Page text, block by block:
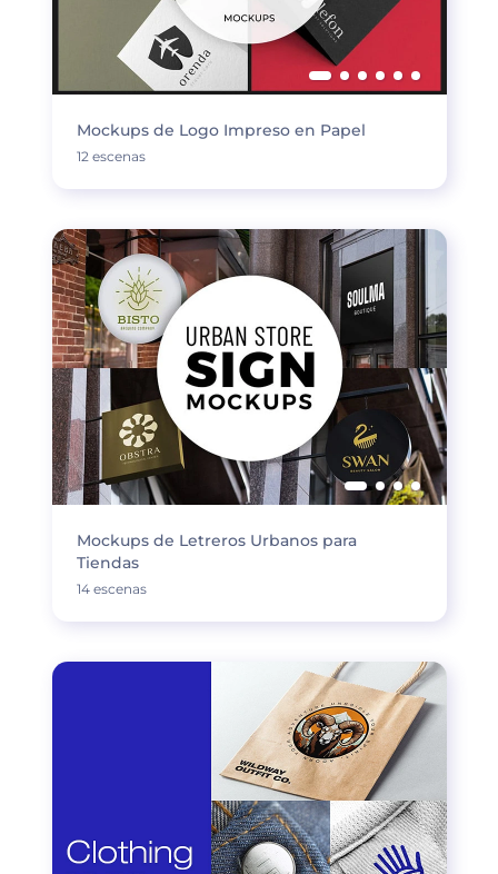
Mockups de Logo Impreso en Papel
12 escenas
Mockups de Letreros Urbanos para
Tiendas
14 escenas